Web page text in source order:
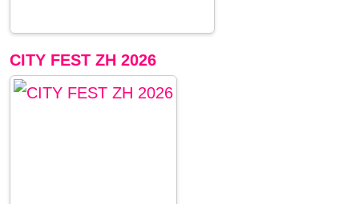
CITY FEST ZH 2026